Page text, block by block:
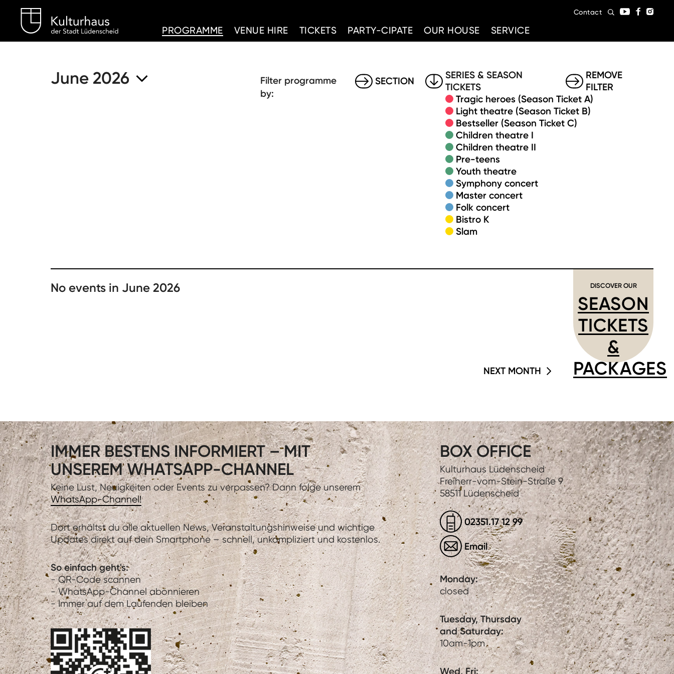
PROGRAMME
VENUE HIRE TICKETS PARTY-CIPATE OUR HOUSE SERVICE
Contact
June 2026
Filter programme
by:
SECTION
SERIES & SEASON
TICKETS
Tragic heroes (Season Ticket A)
Light theatre (Season Ticket B)
Bestseller (Season Ticket C)
Children theatre I
Children theatre II
Pre-teens
Youth theatre
Symphony concert
Master concert
Folk concert
Bistro K
Slam
REMOVE
FILTER
No events in June 2026 DISCOVER OUR
SEASON
TICKETS
&
PACKAGES
NEXT MONTH
IMMER BESTENS INFORMIERT – MIT
UNSEREM WHATSAPP-CHANNEL
Keine Lust, Neuigkeiten oder Events zu verpassen? Dann folge unserem
WhatsApp-Channel!
Dort erhältst du alle aktuellen News, Veranstaltungshinweise und wichtige
Updates direkt auf dein Smartphone – schnell, unkompliziert und kostenlos.
So einfach geht's:
- QR-Code scannen
- WhatsApp-Channel abonnieren
- Immer auf dem Laufenden bleiben
BOX OFFICE
Kulturhaus Lüdenscheid
Freiherr-vom-Stein-Straße 9
58511 Lüdenscheid
02351.17 12 99
Email
Monday:
closed
Tuesday, Thursday
and Saturday:
10am-1pm
Wed, Fri: